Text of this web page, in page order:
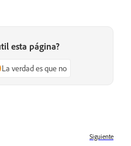
esta página?
La verdad es que no
Siguiente